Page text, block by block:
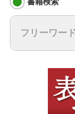
書籍検索